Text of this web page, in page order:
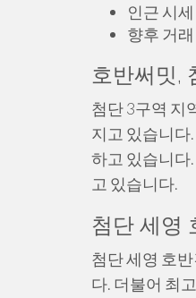
인근 시
향후 거
호반써밋,
첨단 3구역 지
지고 있습니다
하고 있습니다
고 있습니다.
첨단 세영
첨단 세영 호
다. 더불어 최